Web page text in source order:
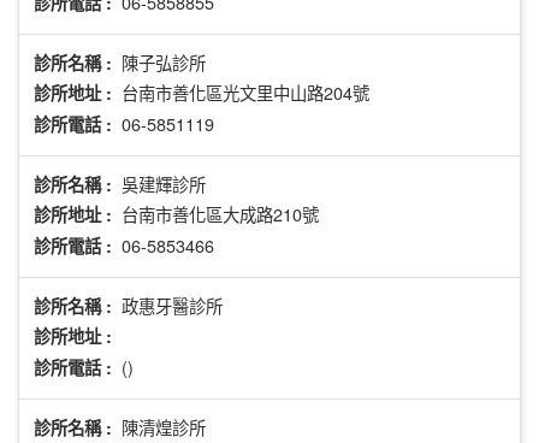
診所名稱 : 陳子弘診所
診所地址 : 台南市善化區光文里中山路204號
診所電話 : 06-5851119
診所名稱 : 吳建輝診所
診所地址 : 台南市善化區大成路210號
診所電話 : 06-5853466
診所名稱 : 政惠牙醫診所
診所地址 :
診所電話 : ()
診所名稱 : 陳清煌診所